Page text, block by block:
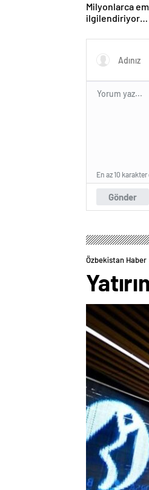
Milyonlarca
ilgilendiriyor…
anlattı
Gönder
En az 10
Özbekistan Haber